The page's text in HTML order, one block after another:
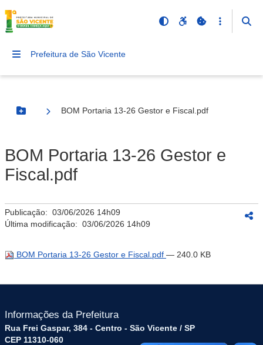
Prefeitura de São Vicente
Botão Menu
BOM Portaria 13-26 Gestor e Fiscal.pdf
BOM Portaria 13-26 Gestor e
Fiscal.pdf
Publicação: 03/06/2026 14h09
Última modificação: 03/06/2026 14h09
BOM Portaria 13-26 Gestor e Fiscal.pdf — 240.0 KB
Informações da Prefeitura
Rua Frei Gaspar, 384 - Centro - São Vicente / SP
CEP 11310-060